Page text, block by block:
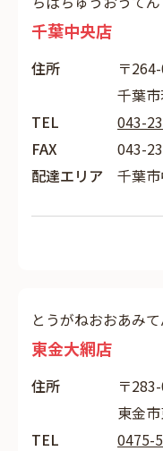
千葉中央店
住所
〒
千葉
TEL
043-
FAX
043-
配達エリア
千葉
とうがねおおあみ
東金大網店
住所
〒
東金
TEL
0475-